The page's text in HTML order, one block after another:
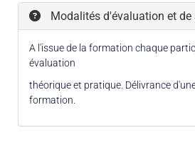
Modalités d'évaluation et de
A l'issue de la formation chaque
évaluation
théorique et pratique. Délivrance
formation.